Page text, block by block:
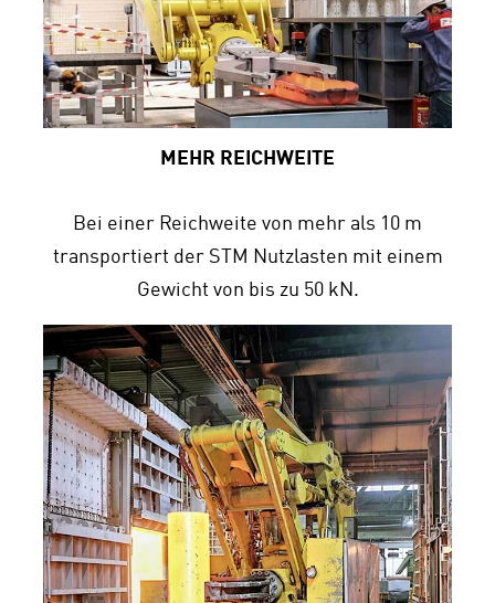
MEHR REICHWEITE
Bei einer Reichweite von mehr als 10 m
transportiert der STM Nutzlasten mit einem
Gewicht von bis zu 50 kN.